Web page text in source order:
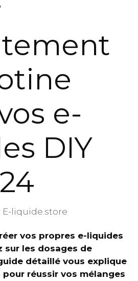
e-
DIY
E-liquide.store
vos propres e-liquides
sur les dosages de
détaillé vous explique
réussir vos mélanges